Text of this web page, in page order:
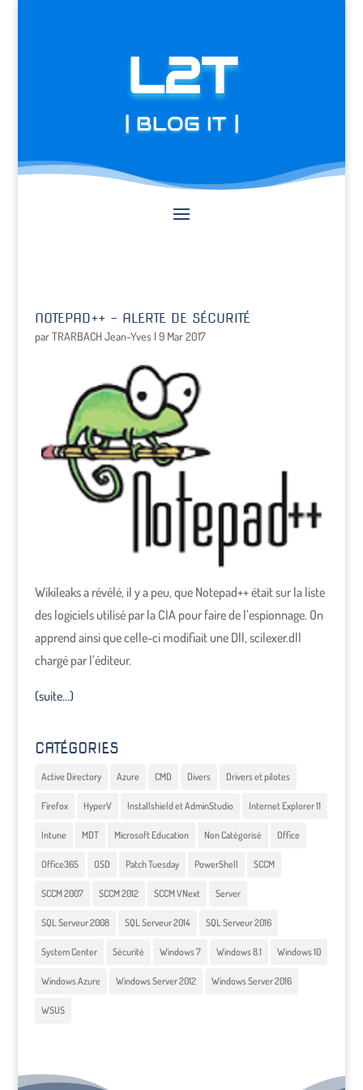
L2T
| BLOG IT |
NOTEPAD++ – ALERTE DE SÉCURITÉ
parTRARBACH Jean-Yves | 9 Mar 2017
Wikileaks a révélé, il y a peu, que Notepad++ était sur la liste
des logiciels utilisé par la CIA pour faire de l’espionnage. On
apprend ainsi que celle-ci modifiait une Dll, scilexer.dll
chargé par l’éditeur.
(suite…)
CATÉGORIES
Active Directory Azure CMD Divers Drivers et pilotes
Firefox HyperV Installshield et AdminStudio Internet Explorer 11
Intune MDT Microsoft Education Non Catégorisé Office
Office365 OSD Patch Tuesday PowerShell SCCM
SCCM 2007 SCCM 2012 SCCM VNext Server
SQL Serveur 2008 SQL Serveur 2014 SQL Serveur 2016
System Center Sécurité Windows 7 Windows 8.1 Windows 10
Windows Azure Windows Server 2012 Windows Server 2016
WSUS